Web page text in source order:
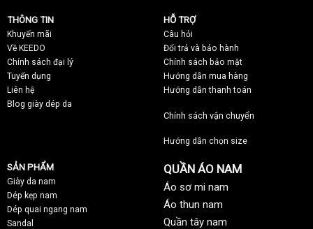
THÔNG TIN
Khuyến mãi
Về KEEDO
Chính sách đại lý
Tuyển dụng
Liên hệ
Blog giày dép da
HỖ TRỢ
Câu hỏi
Đổi trả và bảo hành
Chính sách bảo mật
Hướng dẫn mua hàng
Hướng dẫn thanh toán
Chính sách vận chuyển
Hướng dẫn chọn size
SẢN PHẨM
Giày da nam
Dép kẹp nam
Dép quai ngang nam
Sandal
QUẦN ÁO NAM
Áo sơ mi nam
Áo thun nam
Quần tây nam